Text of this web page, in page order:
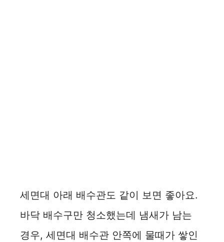
세면대 아래 배수관도 같이 보면 좋아요.
바닥 배수구만 청소했는데 냄새가 남는
경우, 세면대 배수관 안쪽에 물때가 쌓인